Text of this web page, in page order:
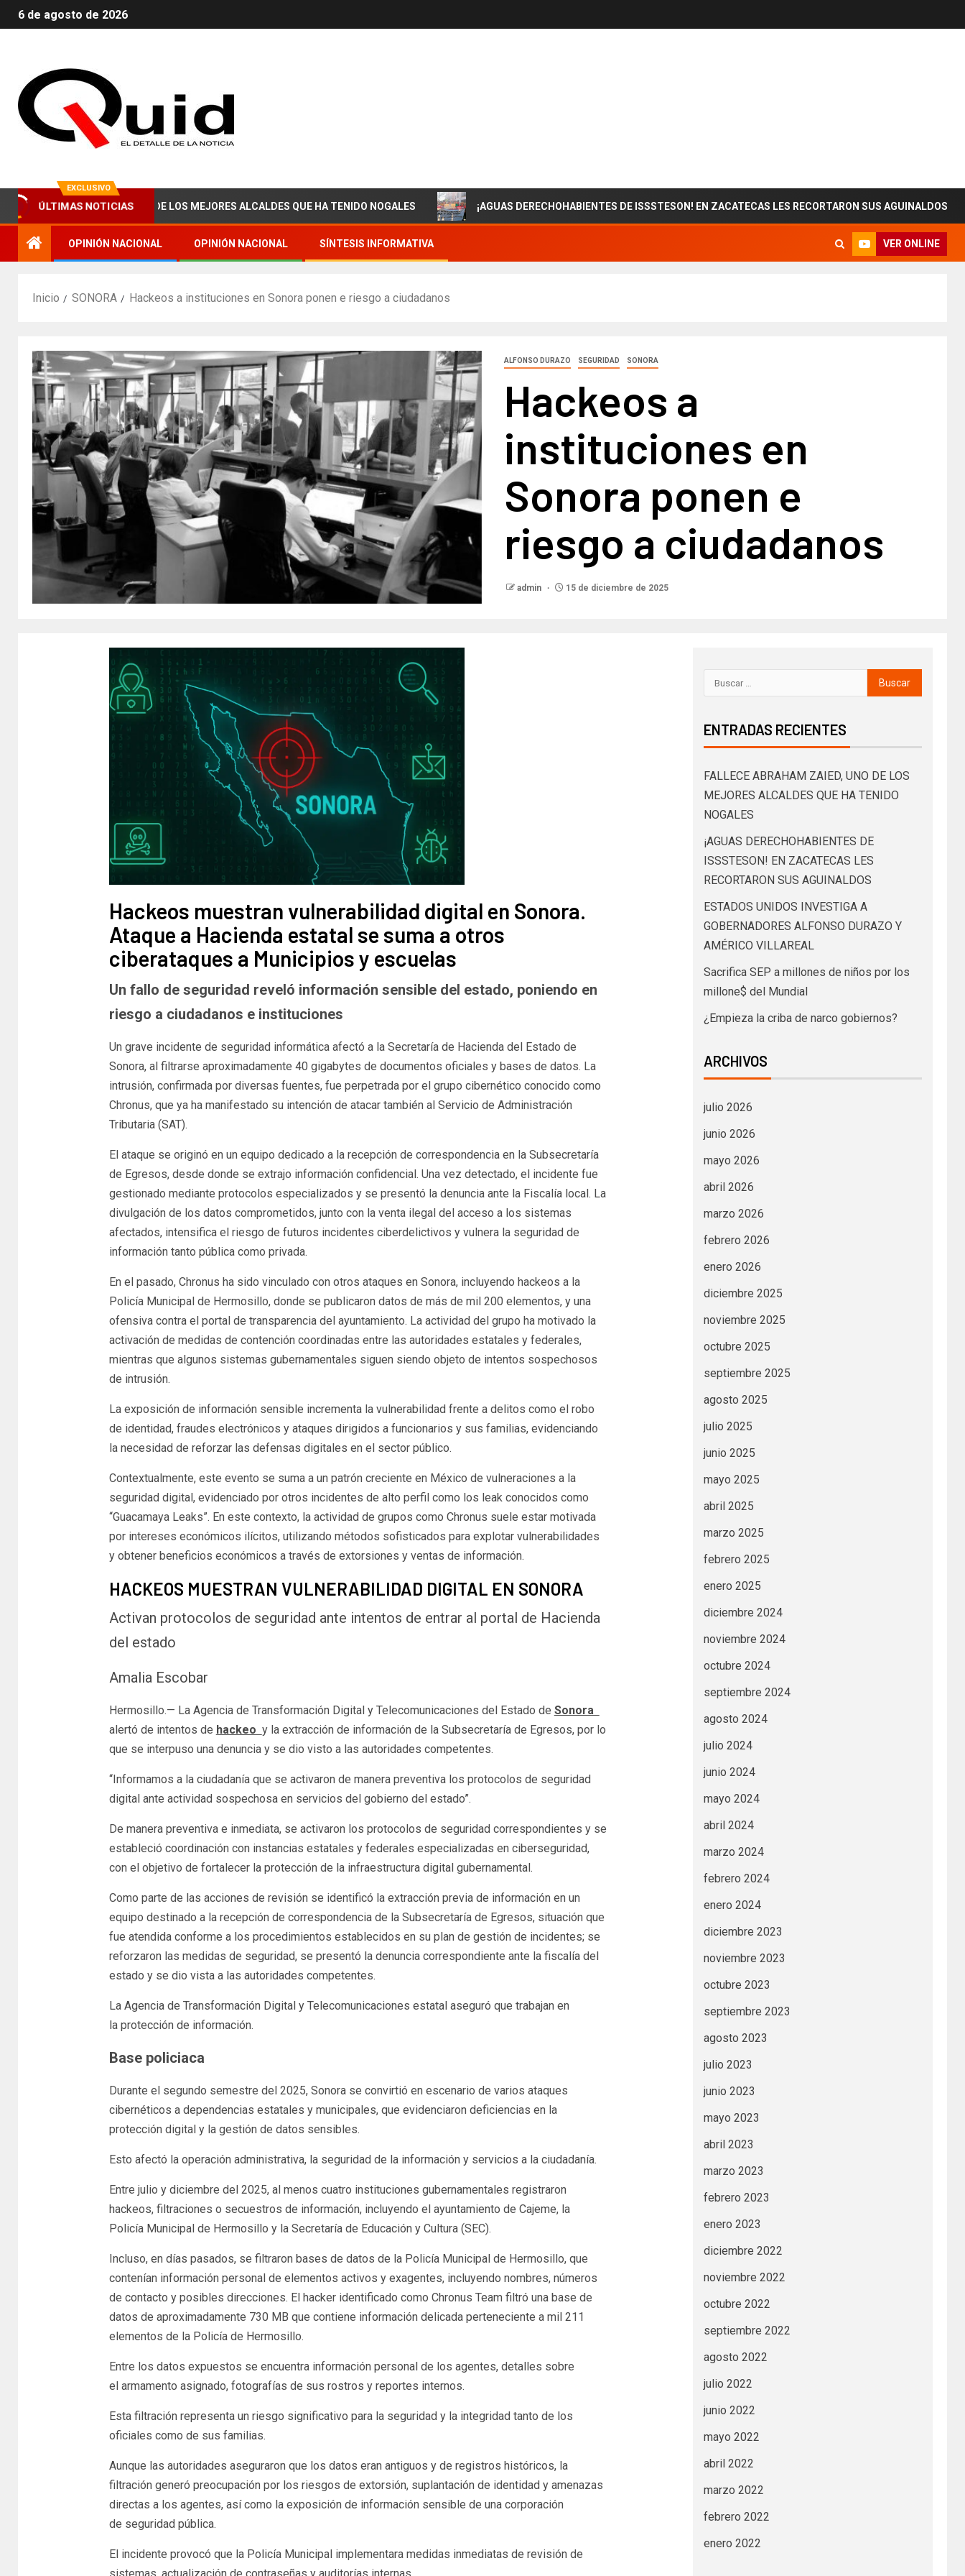
6 de agosto de 2026
EXCLUSIVO
ÚLTIMAS NOTICIAS
ZAIED, UNO DE LOS MEJORES ALCALDES QUE HA TENIDO NOGALES ¡AGUAS DERECHOHABIENTES DE ISSSTESON! EN ZACATECAS LES RECORTARON SUS AGUINALDOS
OPINIÓN NACIONAL OPINIÓN NACIONAL SÍNTESIS INFORMATIVA VER ONLINE
Inicio SONORA Hackeos a instituciones en Sonora ponen e riesgo a ciudadanos
ALFONSO DURAZO SEGURIDAD SONORA
Hackeos a
instituciones en
Sonora ponen e
riesgo a ciudadanos
admin 15 de diciembre de 2025
Hackeos muestran vulnerabilidad digital en Sonora.
Ataque a Hacienda estatal se suma a otros
ciberataques a Municipios y escuelas
Un fallo de seguridad reveló información sensible del estado, poniendo en
riesgo a ciudadanos e instituciones
Un grave incidente de seguridad informática afectó a la Secretaría de Hacienda del Estado de
Sonora, al filtrarse aproximadamente 40 gigabytes de documentos oficiales y bases de datos. La
intrusión, confirmada por diversas fuentes, fue perpetrada por el grupo cibernético conocido como
Chronus, que ya ha manifestado su intención de atacar también al Servicio de Administración
Tributaria (SAT).
El ataque se originó en un equipo dedicado a la recepción de correspondencia en la Subsecretaría
de Egresos, desde donde se extrajo información confidencial. Una vez detectado, el incidente fue
gestionado mediante protocolos especializados y se presentó la denuncia ante la Fiscalía local. La
divulgación de los datos comprometidos, junto con la venta ilegal del acceso a los sistemas
afectados, intensifica el riesgo de futuros incidentes ciberdelictivos y vulnera la seguridad de
información tanto pública como privada.
En el pasado, Chronus ha sido vinculado con otros ataques en Sonora, incluyendo hackeos a la
Policía Municipal de Hermosillo, donde se publicaron datos de más de mil 200 elementos, y una
ofensiva contra el portal de transparencia del ayuntamiento. La actividad del grupo ha motivado la
activación de medidas de contención coordinadas entre las autoridades estatales y federales,
mientras que algunos sistemas gubernamentales siguen siendo objeto de intentos sospechosos
de intrusión.
La exposición de información sensible incrementa la vulnerabilidad frente a delitos como el robo
de identidad, fraudes electrónicos y ataques dirigidos a funcionarios y sus familias, evidenciando
la necesidad de reforzar las defensas digitales en el sector público.
Contextualmente, este evento se suma a un patrón creciente en México de vulneraciones a la
seguridad digital, evidenciado por otros incidentes de alto perfil como los leak conocidos como
“Guacamaya Leaks”. En este contexto, la actividad de grupos como Chronus suele estar motivada
por intereses económicos ilícitos, utilizando métodos sofisticados para explotar vulnerabilidades
y obtener beneficios económicos a través de extorsiones y ventas de información.
HACKEOS MUESTRAN VULNERABILIDAD DIGITAL EN SONORA
Activan protocolos de seguridad ante intentos de entrar al portal de Hacienda
del estado
Amalia Escobar
Hermosillo.— La Agencia de Transformación Digital y Telecomunicaciones del Estado de Sonora
alertó de intentos de hackeo y la extracción de información de la Subsecretaría de Egresos, por lo
que se interpuso una denuncia y se dio visto a las autoridades competentes.
“Informamos a la ciudadanía que se activaron de manera preventiva los protocolos de seguridad
digital ante actividad sospechosa en servicios del gobierno del estado”.
De manera preventiva e inmediata, se activaron los protocolos de seguridad correspondientes y se
estableció coordinación con instancias estatales y federales especializadas en ciberseguridad,
con el objetivo de fortalecer la protección de la infraestructura digital gubernamental.
Como parte de las acciones de revisión se identificó la extracción previa de información en un
equipo destinado a la recepción de correspondencia de la Subsecretaría de Egresos, situación que
fue atendida conforme a los procedimientos establecidos en su plan de gestión de incidentes; se
reforzaron las medidas de seguridad, se presentó la denuncia correspondiente ante la fiscalía del
estado y se dio vista a las autoridades competentes.
La Agencia de Transformación Digital y Telecomunicaciones estatal aseguró que trabajan en
la protección de información.
Base policiaca
Durante el segundo semestre del 2025, Sonora se convirtió en escenario de varios ataques
cibernéticos a dependencias estatales y municipales, que evidenciaron deficiencias en la
protección digital y la gestión de datos sensibles.
Esto afectó la operación administrativa, la seguridad de la información y servicios a la ciudadanía.
Entre julio y diciembre del 2025, al menos cuatro instituciones gubernamentales registraron
hackeos, filtraciones o secuestros de información, incluyendo el ayuntamiento de Cajeme, la
Policía Municipal de Hermosillo y la Secretaría de Educación y Cultura (SEC).
Incluso, en días pasados, se filtraron bases de datos de la Policía Municipal de Hermosillo, que
contenían información personal de elementos activos y exagentes, incluyendo nombres, números
de contacto y posibles direcciones. El hacker identificado como Chronus Team filtró una base de
datos de aproximadamente 730 MB que contiene información delicada perteneciente a mil 211
elementos de la Policía de Hermosillo.
Entre los datos expuestos se encuentra información personal de los agentes, detalles sobre
el armamento asignado, fotografías de sus rostros y reportes internos.
Esta filtración representa un riesgo significativo para la seguridad y la integridad tanto de los
oficiales como de sus familias.
Aunque las autoridades aseguraron que los datos eran antiguos y de registros históricos, la
filtración generó preocupación por los riesgos de extorsión, suplantación de identidad y amenazas
directas a los agentes, así como la exposición de información sensible de una corporación
de seguridad pública.
El incidente provocó que la Policía Municipal implementara medidas inmediatas de revisión de
ENTRADAS RECIENTES
FALLECE ABRAHAM ZAIED, UNO DE LOS
MEJORES ALCALDES QUE HA TENIDO
NOGALES
¡AGUAS DERECHOHABIENTES DE
ISSSTESON! EN ZACATECAS LES
RECORTARON SUS AGUINALDOS
ESTADOS UNIDOS INVESTIGA A
GOBERNADORES ALFONSO DURAZO Y
AMÉRICO VILLAREAL
Sacrifica SEP a millones de niños por los
millone$ del Mundial
¿Empieza la criba de narco gobiernos?
ARCHIVOS
julio 2026
junio 2026
mayo 2026
abril 2026
marzo 2026
febrero 2026
enero 2026
diciembre 2025
noviembre 2025
octubre 2025
septiembre 2025
agosto 2025
julio 2025
junio 2025
mayo 2025
abril 2025
marzo 2025
febrero 2025
enero 2025
diciembre 2024
noviembre 2024
octubre 2024
septiembre 2024
agosto 2024
julio 2024
junio 2024
mayo 2024
abril 2024
marzo 2024
febrero 2024
enero 2024
diciembre 2023
noviembre 2023
octubre 2023
septiembre 2023
agosto 2023
julio 2023
junio 2023
mayo 2023
abril 2023
marzo 2023
febrero 2023
enero 2023
diciembre 2022
noviembre 2022
octubre 2022
septiembre 2022
agosto 2022
julio 2022
junio 2022
mayo 2022
abril 2022
marzo 2022
febrero 2022
enero 2022